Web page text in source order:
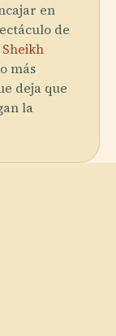
en
de
más
deja que
la